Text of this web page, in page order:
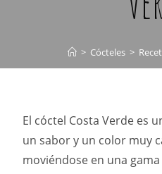
> Cócteles >
El cóctel Costa Verde es
un sabor y un color muy
moviéndose en una